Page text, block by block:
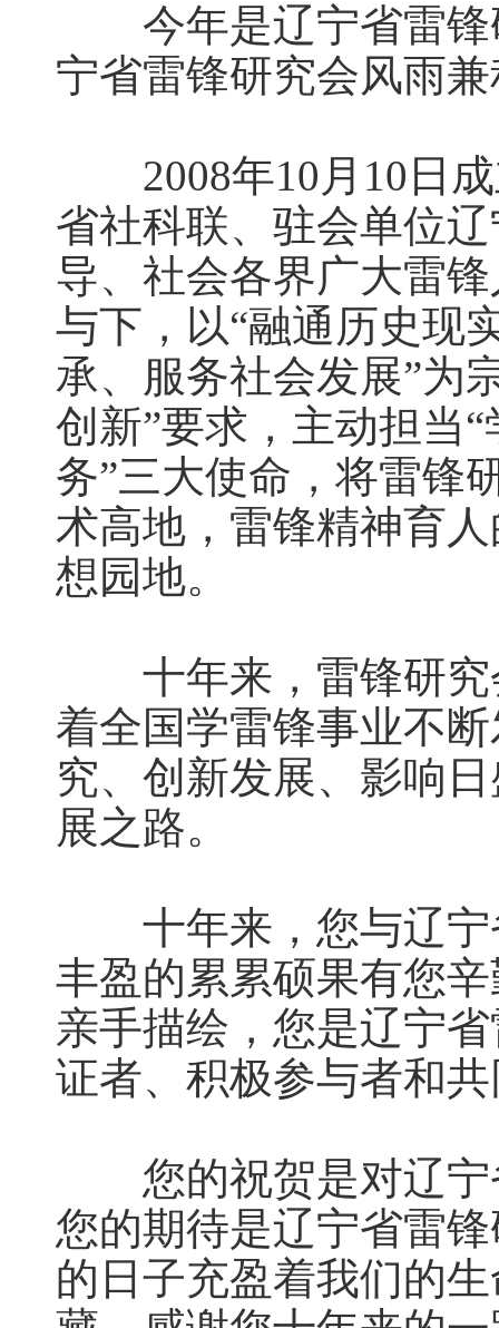
今年是辽宁省雷锋
宁省雷锋研究会风雨
2008年10月10日成
省社科联、驻会单位
导、社会各界广大雷
与下，以“融通历史现
承、服务社会发展”为
创新”要求，主动担当
务”三大使命，将雷锋
术高地，雷锋精神育
想园地。
十年来，雷锋研究
着全国学雷锋事业不
究、创新发展、影响
展之路。
十年来，您与辽宁
丰盈的累累硕果有您
亲手描绘，您是辽宁
证者、积极参与者和
您的祝贺是对辽宁
您的期待是辽宁省雷
的日子充盈着我们的